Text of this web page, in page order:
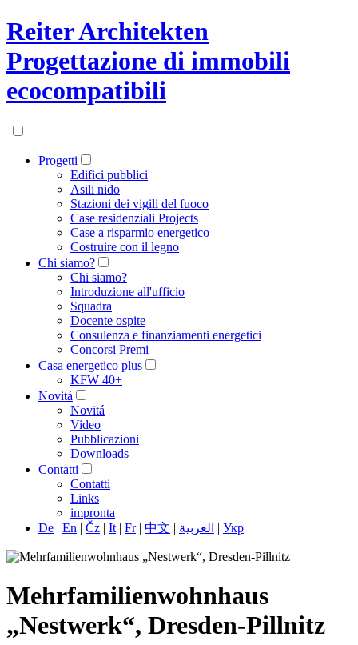
Reiter Architekten
Progettazione di immobili
ecocompatibili
Progetti
Edifici pubblici
Asili nido
Stazioni dei vigili del fuoco
Case residenziali Projects
Case a risparmio energetico
Costruire con il legno
Chi siamo?
Chi siamo?
Introduzione all'ufficio
Squadra
Docente ospite
Consulenza e finanziamenti energetici
Concorsi Premi
Casa energetico plus
KFW 40+
Novitá
Novitá
Video
Pubblicazioni
Downloads
Contatti
Contatti
Links
impronta
De | En | Čz | It | Fr| 中文 | العربية | Укр
Mehrfamilienwohnhaus
„Nestwerk“, Dresden-Pillnitz